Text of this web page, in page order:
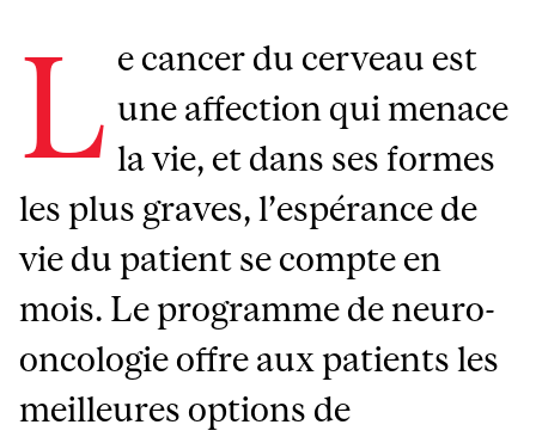
L e cancer du cerveau est
une affection qui menace
la vie, et dans ses formes
les plus graves, l’espérance de
vie du patient se compte en
mois. Le programme de neuro-
oncologie offre aux patients les
meilleures options de